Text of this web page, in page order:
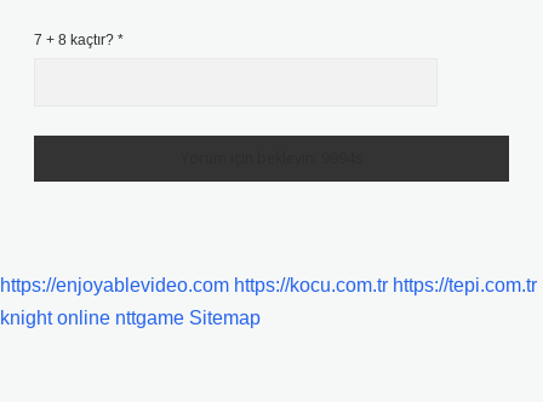
7 + 8 kaçtır? *
https://enjoyablevideo.com https://kocu.com.tr https://tepi.com.tr
knight online nttgame Sitemap